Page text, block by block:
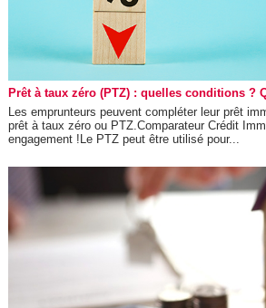
Prêt à taux zéro (PTZ) : quelles conditions ?
Les emprunteurs peuvent compléter leur prêt
prêt à taux zéro ou PTZ.Comparateur Crédit
engagement !Le PTZ peut être utilisé pour...